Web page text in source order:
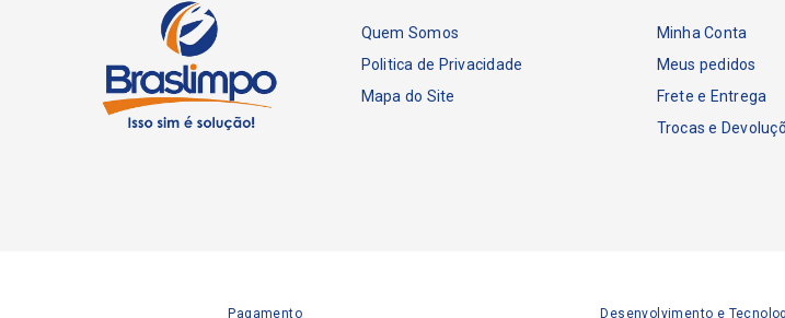
Quem Somos
Politica de Privacidade
Mapa do Site
Minha Conta
Meus pedidos
Frete e Entrega
Trocas e
Pagamento Desenvolvimento e